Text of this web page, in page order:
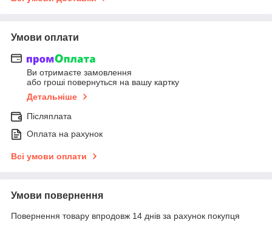
Умови оплати
Ви отримаєте замовлення
або гроші повернуться на вашу картку
Детальніше
Післяплата
Оплата на рахунок
Всі умови оплати
Умови повернення
Повернення товару впродовж 14 днів за рахунок покупця